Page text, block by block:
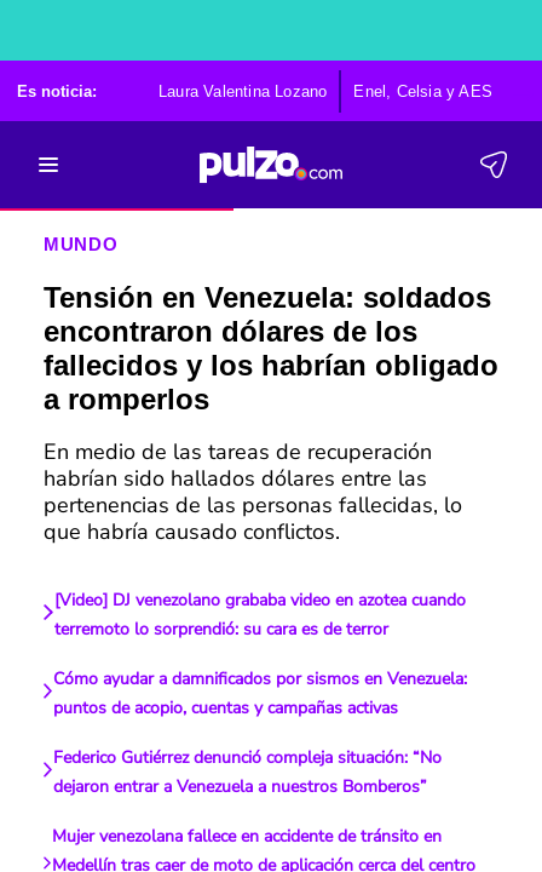
Es noticia: Laura Valentina Lozano Enel, Celsia y AES
MUNDO
Tensión en Venezuela: soldados
encontraron dólares de los
fallecidos y los habrían obligado
a romperlos
En medio de las tareas de recuperación
habrían sido hallados dólares entre las
pertenencias de las personas fallecidas, lo
que habría causado conflictos.
[Video] DJ venezolano grababa video en azotea cuando
terremoto lo sorprendió: su cara es de terror
Cómo ayudar a damnificados por sismos en Venezuela:
puntos de acopio, cuentas y campañas activas
Federico Gutiérrez denunció compleja situación: “No
dejaron entrar a Venezuela a nuestros Bomberos”
Mujer venezolana fallece en accidente de tránsito en
Medellín tras caer de moto de aplicación cerca del centro